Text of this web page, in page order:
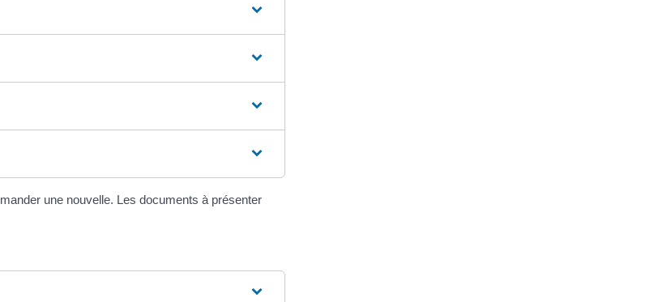
une nouvelle. Les documents à présenter